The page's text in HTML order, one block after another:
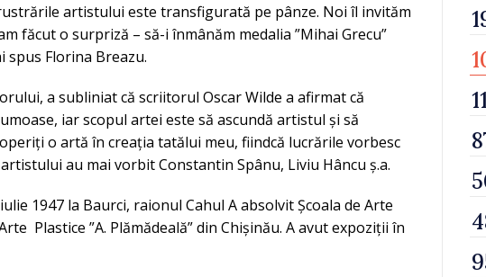
artistului este transfigurată pe pânze. Noi îl invităm
făcut o surpriză – să-i înmânăm medalia ”Mihai Grecu”
spus Florina Breazu.
a subliniat că scriitorul Oscar Wilde a afirmat că
iar scopul artei este să ascundă artistul și să
o artă în creația tatălui meu, fiindcă lucrările vorbesc
au mai vorbit Constantin Spânu, Liviu Hâncu ș.a.
1947 la Baurci, raionul Cahul A absolvit Școala de Arte
Plastice ”A. Plămădeală” din Chișinău. A avut expoziții în